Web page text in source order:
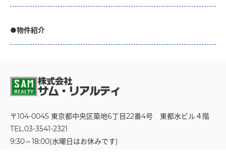
●物件紹介
〒104-0045 東京都中央区築地6丁目22番4号 東都水ビル４階
TEL.03-3541-2321
9:30～18:00(水曜日はお休みです)